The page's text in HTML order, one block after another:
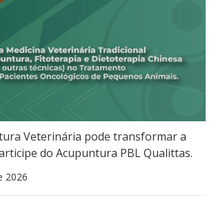
Veterinária pode transformar a
do Acupuntura PBL Qualittas.
2026